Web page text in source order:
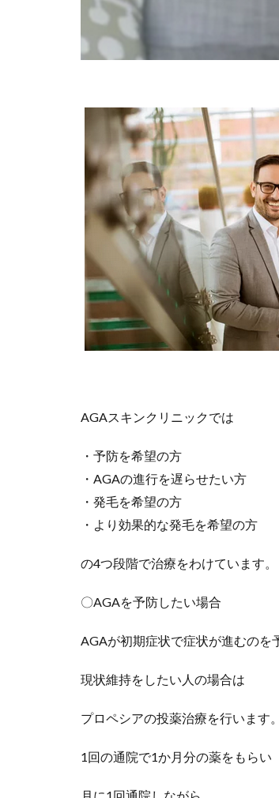
AGAスキンクリニックでは
・予防を希望の方
・AGAの進行を遅らせたい方
・発毛を希望の方
・より効果的な発毛を希望の方
の4つ段階で治療をわけています。
〇AGAを予防したい場合
AGAが初期症状で症状が進むのを
現状維持をしたい人の場合は
プロペシアの投薬治療を行います。
1回の通院で1か月分の薬をもらい